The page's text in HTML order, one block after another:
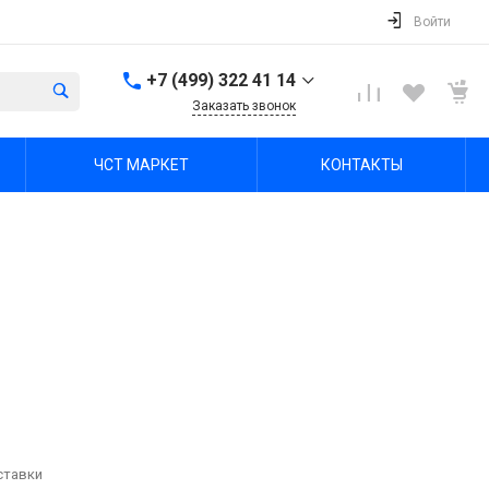
Войти
+7 (499) 322 41 14
г. Тула, Октябрьская ул,
Заказать звонок
ЧСТ МАРКЕТ КОНТАКТЫ